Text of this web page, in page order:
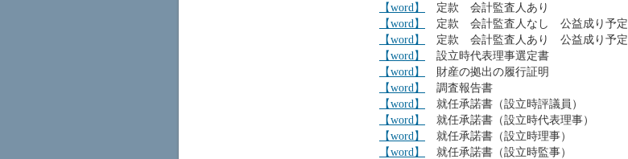
【word】
定款 会計監査人あり
【word】
定款 会計監査人なし 公益成り予定
【word】
定款 会計監査人あり 公益成り予定
【word】
設立時代表理事選定書
【word】
財産の拠出の履行証明
【word】
調査報告書
【word】
就任承諾書（設立時評議員）
【word】
就任承諾書（設立時代表理事）
【word】
就任承諾書（設立時理事）
【word】
就任承諾書（設立時監事）